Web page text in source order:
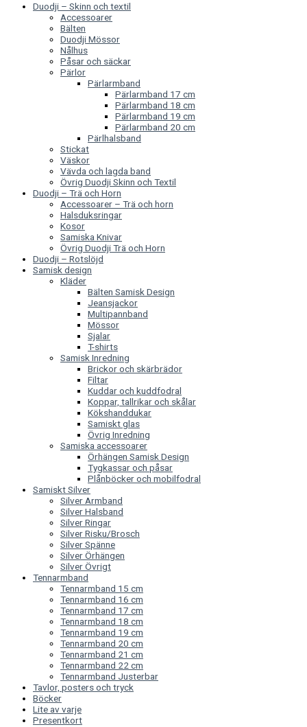
Duodji – Skinn och textil
Accessoarer
Bälten
Duodji Mössor
Nålhus
Påsar och säckar
Pärlor
Pärlarmband
Pärlarmband 17 cm
Pärlarmband 18 cm
Pärlarmband 19 cm
Pärlarmband 20 cm
Pärlhalsband
Stickat
Väskor
Vävda och lagda band
Övrig Duodji Skinn och Textil
Duodji – Trä och Horn
Accessoarer – Trä och horn
Halsduksringar
Kosor
Samiska Knivar
Övrig Duodji Trä och Horn
Duodji – Rotslöjd
Samisk design
Kläder
Bälten Samisk Design
Jeansjackor
Multipannband
Mössor
Sjalar
T-shirts
Samisk Inredning
Brickor och skärbrädor
Filtar
Kuddar och kuddfodral
Koppar, tallrikar och skålar
Kökshanddukar
Samiskt glas
Övrig Inredning
Samiska accessoarer
Örhängen Samisk Design
Tygkassar och påsar
Plånböcker och mobilfodral
Samiskt Silver
Silver Armband
Silver Halsband
Silver Ringar
Silver Risku/Brosch
Silver Spänne
Silver Örhängen
Silver Övrigt
Tennarmband
Tennarmband 15 cm
Tennarmband 16 cm
Tennarmband 17 cm
Tennarmband 18 cm
Tennarmband 19 cm
Tennarmband 20 cm
Tennarmband 21 cm
Tennarmband 22 cm
Tennarmband Justerbar
Tavlor, posters och tryck
Böcker
Lite av varje
Presentkort